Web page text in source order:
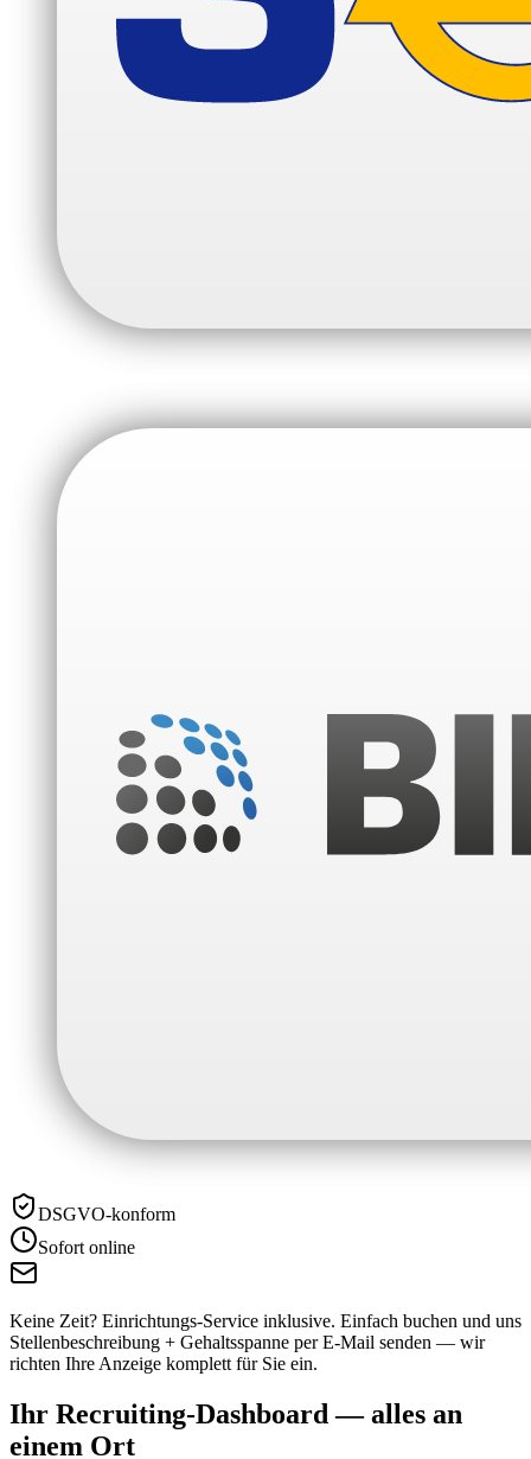
DSGVO-konform
Sofort online
Keine Zeit? Einrichtungs-Service inklusive. Einfach buchen und uns
Stellenbeschreibung + Gehaltsspanne per E-Mail senden — wir
richten Ihre Anzeige komplett für Sie ein.
Ihr Recruiting-Dashboard — alles an
einem Ort